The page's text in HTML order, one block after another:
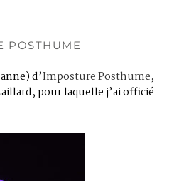
POSTHUME
d’Imposture Posthume,
pour laquelle j’ai officié